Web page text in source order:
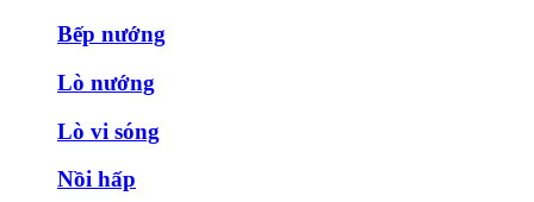
Bếp nướng
Lò nướng
Lò vi sóng
Nồi hấp